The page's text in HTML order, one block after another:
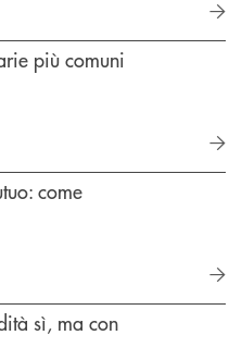
più comuni
come
sì, ma con